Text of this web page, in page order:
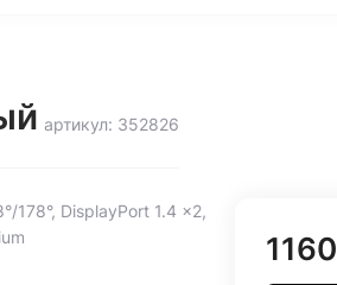
артикул: 352826
178°, DisplayPort 1.4 x2,
1160